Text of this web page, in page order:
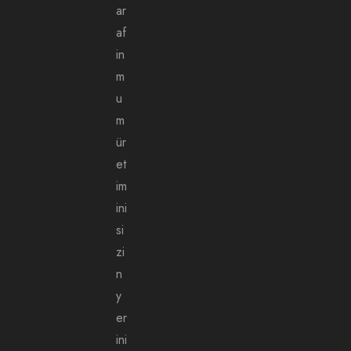
ar
af
in
m
u
m
ür
et
im
ini
si
zi
n
y
er
ini